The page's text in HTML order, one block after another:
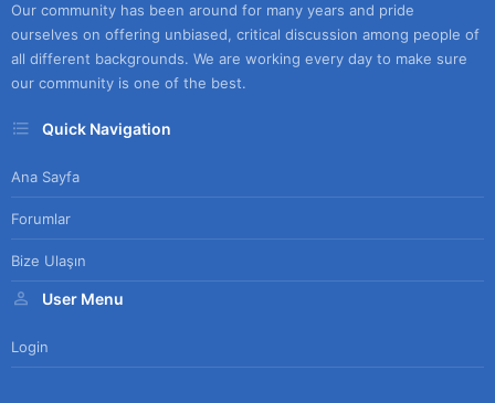
Our community has been around for many years and pride
ourselves on offering unbiased, critical discussion among people of
all different backgrounds. We are working every day to make sure
our community is one of the best.
Quick Navigation
Ana Sayfa
Forumlar
Bize Ulaşın
User Menu
Login